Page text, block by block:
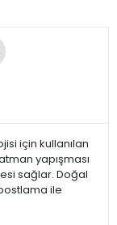
için kullanılan
yapışması
sağlar. Doğal
ile